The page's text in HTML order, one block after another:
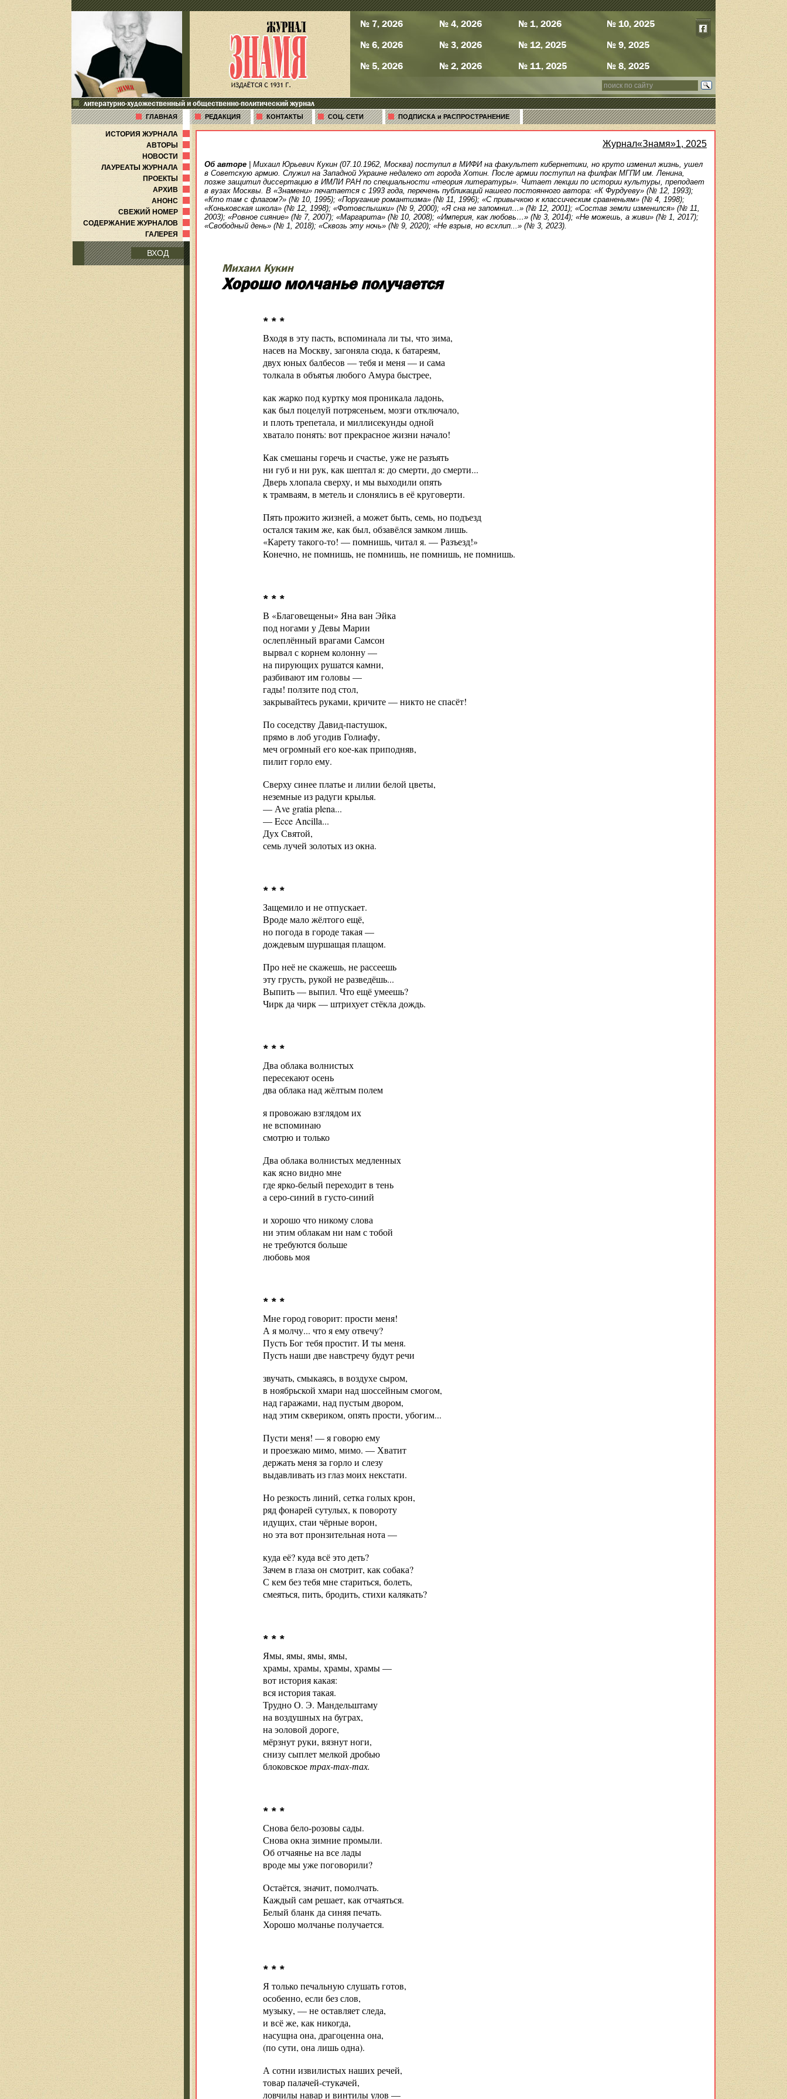
№ 7, 2026
№ 6, 2026
№ 5, 2026
№ 4, 2026
№ 3, 2026
№ 2, 2026
№ 1, 2026
№ 12, 2025
№ 11, 2025
№ 10, 2025
№ 9, 2025
№ 8, 2025
литературно-художественный и общественно-политический журнал
ГЛАВНАЯ РЕДАКЦИЯ КОНТАКТЫ СОЦ. СЕТИ ПОДПИСКА и РАСПРОСТРАНЕНИЕ
ИСТОРИЯ ЖУРНАЛА
АВТОРЫ
НОВОСТИ
ЛАУРЕАТЫ ЖУРНАЛА
ПРОЕКТЫ
АРХИВ
АНОНС
СВЕЖИЙ НОМЕР
СОДЕРЖАНИЕ ЖУРНАЛОВ
ГАЛЕРЕЯ
ВХОД
Журнал«Знамя»1, 2025
Об авторе | Михаил Юрьевич Кукин (07.10.1962, Москва) поступил в МИФИ на факультет кибернетики, но круто изменил жизнь, ушел
в Советскую армию. Служил на Западной Украине недалеко от города Хотин. После армии поступил на филфак МГПИ им. Ленина,
позже защитил диссертацию в ИМЛИ РАН по специальности «теория литературы». Читает лекции по истории культуры, преподает
в вузах Москвы. В «Знамени» печатается с 1993 года, перечень публикаций нашего постоянного автора: «К Фурдуеву» (№ 12, 1993);
«Кто там с флагом?» (№ 10, 1995); «Поругание романтизма» (№ 11, 1996); «С привычкою к классическим сравненьям» (№ 4, 1998);
«Коньковская школа» (№ 12, 1998); «Фотовспышки» (№ 9, 2000); «Я сна не запомнил…» (№ 12, 2001); «Состав земли изменился» (№ 11,
2003); «Ровное сияние» (№ 7, 2007); «Маргарита» (№ 10, 2008); «Империя, как любовь…» (№ 3, 2014); «Не можешь, а живи» (№ 1, 2017);
«Свободный день» (№ 1, 2018); «Сквозь эту ночь» (№ 9, 2020); «Не взрыв, но всхлип...» (№ 3, 2023).
Михаил Кукин
Хорошо молчанье получается
* * *
Входя в эту пасть, вспоминала ли ты, что зима,
насев на Москву, загоняла сюда, к батареям,
двух юных балбесов — тебя и меня — и сама
толкала в объятья любого Амура быстрее,
как жарко под куртку моя проникала ладонь,
как был поцелуй потрясеньем, мозги отключало,
и плоть трепетала, и миллисекунды одной
хватало понять: вот прекрасное жизни начало!
Как смешаны горечь и счастье, уже не разъять
ни губ и ни рук, как шептал я: до смерти, до смерти...
Дверь хлопала сверху, и мы выходили опять
к трамваям, в метель и слонялись в её круговерти.
Пять прожито жизней, а может быть, семь, но подъезд
остался таким же, как был, обзавёлся замком лишь.
«Карету такого-то! — помнишь, читал я. — Разъезд!»
Конечно, не помнишь, не помнишь, не помнишь, не помнишь.
* * *
В «Благовещеньи» Яна ван Эйка
под ногами у Девы Марии
ослеплённый врагами Самсон
вырвал с корнем колонну —
на пирующих рушатся камни,
разбивают им головы —
гады! ползите под стол,
закрывайтесь руками, кричите — никто не спасёт!
По соседству Давид-пастушок,
прямо в лоб угодив Голиафу,
меч огромный его кое-как приподняв,
пилит горло ему.
Сверху синее платье и лилии белой цветы,
неземные из радуги крылья.
— Аve gratia plena...
— Ecce Ancilla...
Дух Святой,
семь лучей золотых из окна.
* * *
Защемило и не отпускает.
Вроде мало жёлтого ещё,
но погода в городе такая —
дождевым шуршащая плащом.
Про неё не скажешь, не рассеешь
эту грусть, рукой не разведёшь...
Выпить — выпил. Что ещё умеешь?
Чирк да чирк — штрихует стёкла дождь.
* * *
Два облака волнистых
пересекают осень
два облака над жёлтым полем
я провожаю взглядом их
не вспоминаю
смотрю и только
Два облака волнистых медленных
как ясно видно мне
где ярко-белый переходит в тень
а серо-синий в густо-синий
и хорошо что никому слова
ни этим облакам ни нам с тобой
не требуются больше
любовь моя
* * *
Мне город говорит: прости меня!
А я молчу... что я ему отвечу?
Пусть Бог тебя простит. И ты меня.
Пусть наши две навстречу будут речи
звучать, смыкаясь, в воздухе сыром,
в ноябрьской хмари над шоссейным смогом,
над гаражами, над пустым двором,
над этим сквериком, опять прости, убогим...
Пусти меня! — я говорю ему
и проезжаю мимо, мимо. — Хватит
держать меня за горло и слезу
выдавливать из глаз моих некстати.
Но резкость линий, сетка голых крон,
ряд фонарей сутулых, к повороту
идущих, стаи чёрные ворон,
но эта вот пронзительная нота —
куда её? куда всё это деть?
Зачем в глаза он смотрит, как собака?
С кем без тебя мне стариться, болеть,
смеяться, пить, бродить, стихи калякать?
* * *
Ямы, ямы, ямы, ямы,
храмы, храмы, храмы, храмы —
вот история какая:
вся история такая.
Трудно О. Э. Мандельштаму
на воздушных на буграх,
на эоловой дороге,
мёрзнут руки, вязнут ноги,
снизу сыплет мелкой дробью
блоковскоетрах-тах-тах.
* * *
Снова бело-розовы сады.
Снова окна зимние промыли.
Об отчаянье на все лады
вроде мы уже поговорили?
Остаётся, значит, помолчать.
Каждый сам решает, как отчаяться.
Белый бланк да синяя печать.
Хорошо молчанье получается.
* * *
Я только печальную слушать готов,
особенно, если без слов,
музыку, — не оставляет следа,
и всё же, как никогда,
насущна она, драгоценна она,
(по сути, она лишь одна).
А сотни извилистых наших речей,
товар палачей-стукачей,
ловчилы навар и винтилы улов —